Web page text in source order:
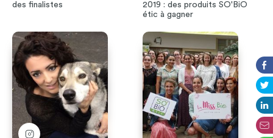
des finalistes
2019 : des produits SO'BiO
étic à gagner